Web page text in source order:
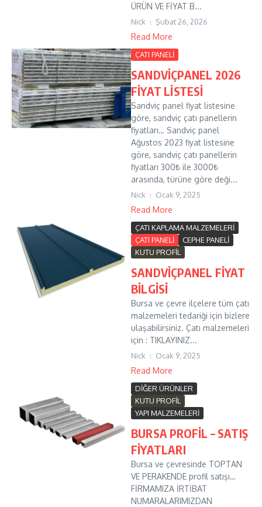
ÜRÜN VE FİYAT B...
Nick Şubat 26, 2026
Read More
ÇATI PANELİ
SANDVİÇPANEL 2026
FİYAT LİSTESİ
Sandviç panel fiyat listesine
göre, sandviç çatı panellerin
fiyatları… Sandviç panel
Ağustos 2023 fiyat listesine
göre, sandviç çatı panellerin
fiyatları 300₺ ile 3000₺
arasında, türüne göre deği...
Nick Ocak 9, 2025
Read More
ÇATI KAPLAMA MALZEMELERİ
ÇATI PANELİ
CEPHE PANELİ
KUTU PROFİL
SANDVİÇPANEL FİYAT
BİLGİSİ
Bursa ve çevre ilçelere tüm çatı
malzemeleri tedariği için bizlere
ulaşabilirsiniz. Çatı malzemeleri
için : TIKLAYINIZ...
Nick Ocak 9, 2025
Read More
DİĞER ÜRÜNLER
KUTU PROFİL
YAPI MALZEMELERİ
BURSA PROFİL – SATIŞ
FİYATLARI
Bursa ve çevresinde TOPTAN
VE PERAKENDE profil satışı…
FİRMAMIZA İRTİBAT
NUMARALARIMIZDAN